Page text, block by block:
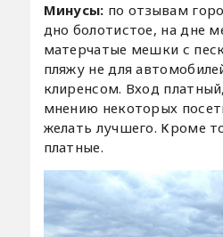
Минусы: по отзывам
дно болотистое, на дне
матерчатые мешки с
пляжу не для
клиренсом. Вход
мнению некоторых
желать лучшего. Кроме
платные.